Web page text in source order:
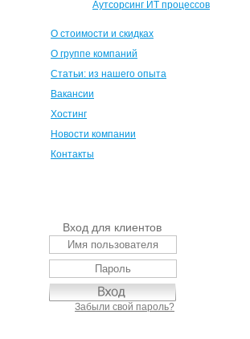
Аутсорсинг ИТ процессов
О стоимости и скидках
О группе компаний
Статьи: из нашего опыта
Вакансии
Хостинг
Новости компании
Контакты
Вход для клиентов
Забыли свой пароль?